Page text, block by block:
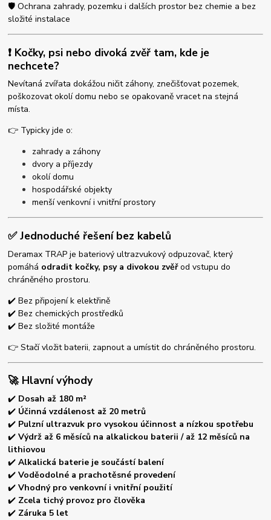
🛡️ Ochrana zahrady, pozemku i dalších prostor bez chemie a bez
složité instalace
❗ Kočky, psi nebo divoká zvěř tam, kde je
nechcete?
Nevítaná zvířata dokážou ničit záhony, znečišťovat pozemek,
poškozovat okolí domu nebo se opakovaně vracet na stejná
místa.
👉 Typicky jde o:
zahrady a záhony
dvory a příjezdy
okolí domu
hospodářské objekty
menší venkovní i vnitřní prostory
✅ Jednoduché řešení bez kabelů
Deramax TRAP je bateriový ultrazvukový odpuzovač, který
pomáhá odradit kočky, psy a divokou zvěřod vstupu do
chráněného prostoru.
✔️ Bez připojení k elektřině
✔️ Bez chemických prostředků
✔️ Bez složité montáže
👉 Stačí vložit baterii, zapnout a umístit do chráněného prostoru.
🚀 Hlavní výhody
✔️ Dosah až 180 m²
✔️ Účinná vzdálenost až 20 metrů
✔️ Pulzní ultrazvuk pro vysokou účinnost a nízkou spotřebu
✔️Výdrž až 6 měsíců na alkalickou baterii / až 12 měsíců na
lithiovou
✔️Alkalická baterie je součástí balení
✔️Voděodolné a prachotěsné provedení
✔️Vhodný pro venkovní i vnitřní použití
✔️ Zcela tichý provoz pro člověka
✔️ Záruka 5 let